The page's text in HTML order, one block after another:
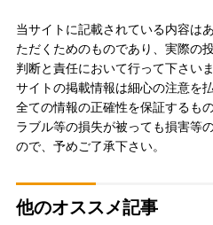
当サイトに記載されている内容は
ただくためのものであり、実際の
判断と責任において行って下さい
サイトの掲載情報は細心の注意を
全ての情報の正確性を保証するも
ラブル等の損失が被っても損害等
ので、予めご了承下さい。
他のオススメ記事